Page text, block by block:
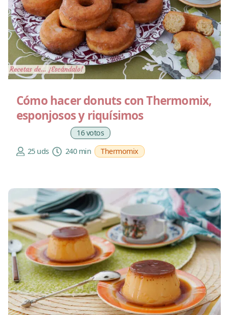
Cómo hacer donuts con Thermomix,
esponjosos y riquísimos
16 votos
25 uds
240 min Thermomix